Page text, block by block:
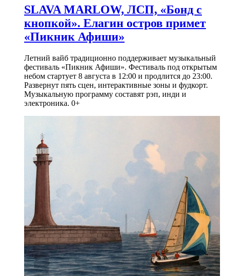
SLAVA MARLOW, ЛСП, «Бонд с
кнопкой». Елагин остров примет
«Пикник Афиши»
Летний вайб традиционно поддерживает музыкальный
фестиваль «Пикник Афиши». Фестиваль под открытым
небом стартует 8 августа в 12:00 и продлится до 23:00.
Развернут пять сцен, интерактивные зоны и фудкорт.
Музыкальную программу составят рэп, инди и
электроника. 0+